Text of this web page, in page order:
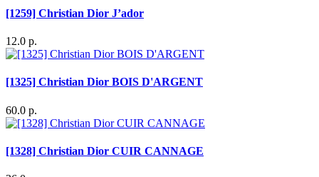
[1259] Christian Dior J’ador
12.0 р.
[1325] Christian Dior BOIS D'ARGENT
60.0 р.
[1328] Christian Dior CUIR CANNAGE